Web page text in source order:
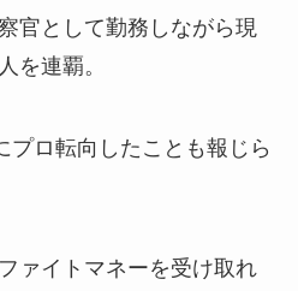
官として勤務しながら現
を連覇。
プロ転向したことも報じら
ァイトマネーを受け取れ